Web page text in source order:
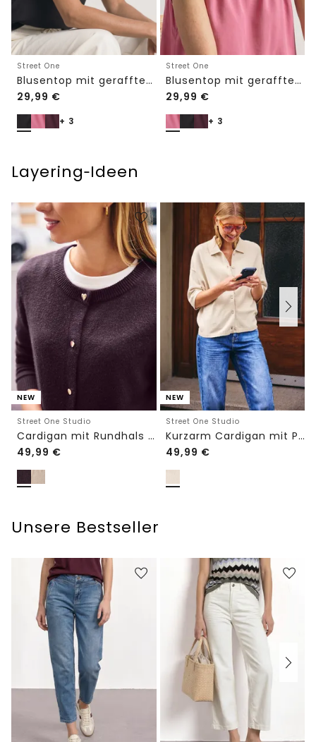
Street One
Blusentop mit gerafftem Rundhals
29,99 €
+ 3
Street One
Blusentop mit gerafftem Rundhals
29,99 €
+ 3
Layering‑Ideen
NEW
Street One Studio
Cardigan mit Rundhals und Knöpfen
49,99 €
NEW
Street One Studio
Kurzarm Cardigan mit Polokragen
49,99 €
Unsere Bestseller